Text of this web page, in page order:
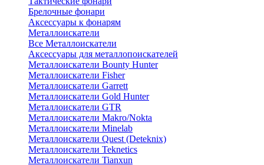
Брелочные фонари
Аксессуары к фонарям
Металлоискатели
Все Металлоискатели
Аксессуары для металлопоискателей
Металлоискатели Bounty Hunter
Металлоискатели Fisher
Металлоискатели Garrett
Металлоискатели Gold Hunter
Металлоискатели GTR
Металлоискатели Makro/Nokta
Металлоискатели Minelab
Металлоискатели Quest (Deteknix)
Металлоискатели Teknetics
Металлоискатели Tianxun